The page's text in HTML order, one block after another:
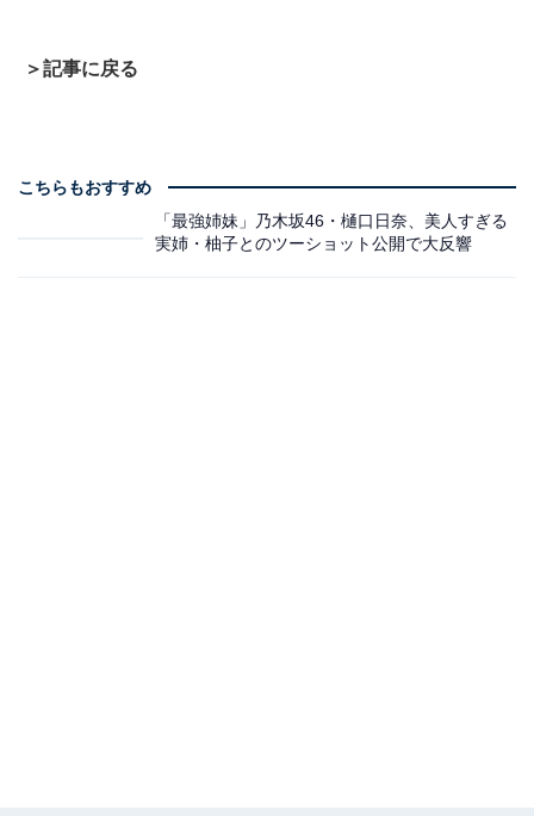
＞記事に戻る
こちらもおすすめ
「最強姉妹」乃木坂46・樋口日奈、美人すぎる
実姉・柚子とのツーショット公開で大反響